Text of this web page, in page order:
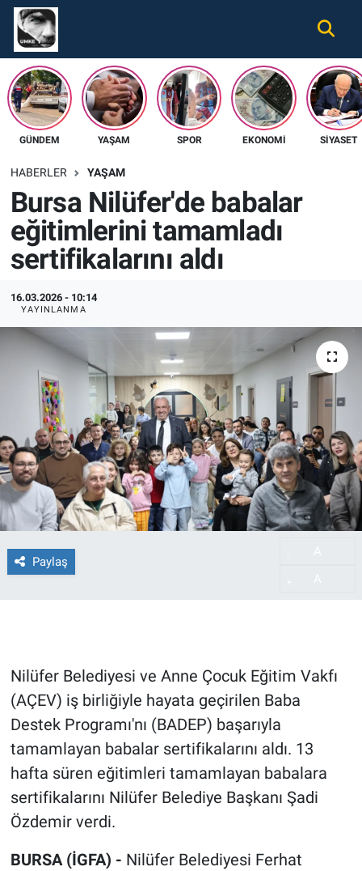
GÜNDEM YAŞAM SPOR EKONOMI SIYASET
HABERLER YAŞAM
Bursa Nilüfer'de babalar
eğitimlerini tamamladı
sertifikalarını aldı
16.03.2026 - 10:14
YAYINLANMA
Paylaş
Nilüfer Belediyesi ve Anne Çocuk Eğitim Vakfı
(AÇEV) iş birliğiyle hayata geçirilen Baba
Destek Programı'nı (BADEP) başarıyla
tamamlayan babalar sertifikalarını aldı. 13
hafta süren eğitimleri tamamlayan babalara
sertifikalarını Nilüfer Belediye Başkanı Şadi
Özdemir verdi.
BURSA (İGFA) - Nilüfer Belediyesi Ferhat
Gündem
Ekonomi
Spor
Tüm Haberler
İletişim
Künye
Nöbetçi Eczaneler
Hava Durumu
Namaz Vakitleri
Süper Lig Puan Durumu ve Fikstür
Tüm Manşetler
Son Dakika Haberleri
Haber Arşivi